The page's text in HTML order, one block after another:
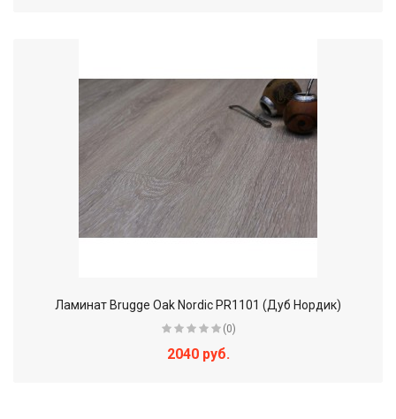
Ламинат Brugge Oak Nordic PR1101 (Дуб Нордик)
(0)
2040 руб.